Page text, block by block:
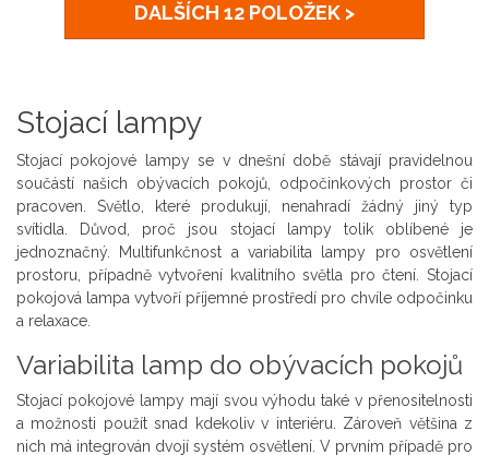
DALŠÍCH 12 POLOŽEK >
Stojací lampy
Stojací pokojové lampy se v dnešní době stávají pravidelnou
součástí našich obývacích pokojů, odpočinkových prostor či
pracoven. Světlo, které produkují, nenahradí žádný jiný typ
svítidla. Důvod, proč jsou stojací lampy tolik oblíbené je
jednoznačný. Multifunkčnost a variabilita lampy pro osvětlení
prostoru, případně vytvoření kvalitního světla pro čtení. Stojací
pokojová lampa vytvoří příjemné prostředí pro chvíle odpočinku
a relaxace.
Variabilita lamp do obývacích pokojů
Stojací pokojové lampy mají svou výhodu také v přenositelnosti
a možnosti použít snad kdekoliv v interiéru. Zároveň většina z
nich má integrován dvojí systém osvětlení. V prvním případě pro